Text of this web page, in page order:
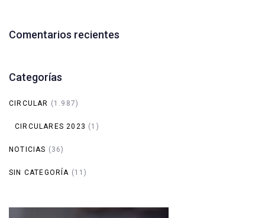
Comentarios recientes
Categorías
CIRCULAR (1.987)
CIRCULARES 2023 (1)
NOTICIAS (36)
SIN CATEGORÍA (11)